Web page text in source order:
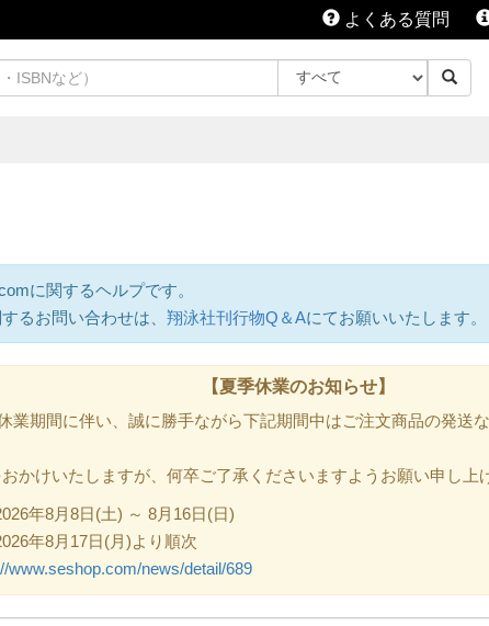
よくある質問
に関するヘルプです。
るお問い合わせは、 翔泳社刊行物Q＆Aにてお願いいたします。
【夏季休業のお知らせ】
業期間に伴い、誠に勝手ながら下記期間中はご注文商品の発送
かけいたしますが、何卒ご了承くださいますようお願い申し上
年8月8日(土) ～ 8月16日(日)
年8月17日(月)より順次
www.seshop.com/news/detail/689